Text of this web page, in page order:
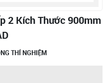
2 Kích Thước 900mm
THÍ NGHIỆM